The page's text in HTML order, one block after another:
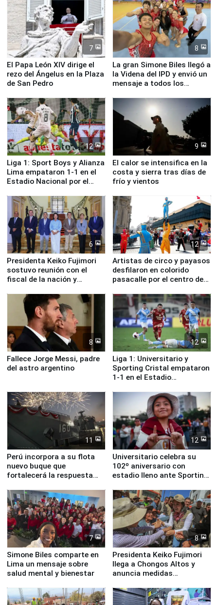
7
El Papa León XIV dirige el
rezo del Ángelus en la Plaza
de San Pedro
8
La gran Simone Biles llegó a
la Videna del IPD y envió un
mensaje a todos los
12
Liga 1: Sport Boys y Alianza
Lima empataron 1-1 en el
Estadio Nacional por el
9
El calor se intensifica en la
costa y sierra tras días de
frío y vientos
6
Presidenta Keiko Fujimori
sostuvo reunión con el
fiscal de la nación y
12
Artistas de circo y payasos
desfilaron en colorido
pasacalle por el centro de
8
Fallece Jorge Messi, padre
del astro argentino
12
Liga 1: Universitario y
Sporting Cristal empataron
1-1 en el Estadio
11
Perú incorpora a su flota
nuevo buque que
fortalecerá la respuesta
12
Universitario celebra su
102º aniversario con
estadio lleno ante Sporting
7
Simone Biles comparte en
Lima un mensaje sobre
salud mental y bienestar
8
Presidenta Keiko Fujimori
llega a Chongos Altos y
anuncia medidas
educación, salud y empleo